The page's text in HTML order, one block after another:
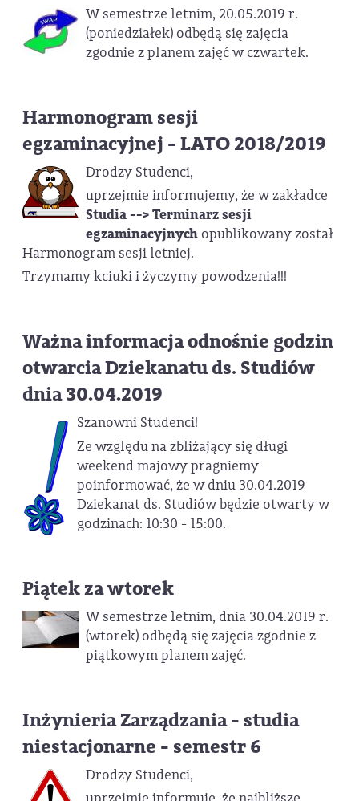
W semestrze letnim, 20.05.2019 r.
(poniedziałek) odbędą się zajęcia
zgodnie z planem zajęć w czwartek.
Harmonogram sesji
egzaminacyjnej - LATO 2018/2019
Drodzy Studenci,
uprzejmie informujemy, że w zakładce
Studia --> Terminarz sesji
egzaminacyjnychopublikowany został
Harmonogram sesji letniej.
Trzymamy kciuki i życzymy powodzenia!!!
Ważna informacja odnośnie godzin
otwarcia Dziekanatu ds. Studiów
dnia 30.04.2019
Szanowni Studenci!
Ze względu na zbliżający się długi
weekend majowy pragniemy
poinformować, że w dniu 30.04.2019
Dziekanat ds. Studiów będzie otwarty w
godzinach: 10:30 - 15:00.
Piątek za wtorek
W semestrze letnim, dnia 30.04.2019 r.
(wtorek) odbędą się zajęcia zgodnie z
piątkowym planem zajęć.
Inżynieria Zarządzania - studia
niestacjonarne - semestr 6
Drodzy Studenci,